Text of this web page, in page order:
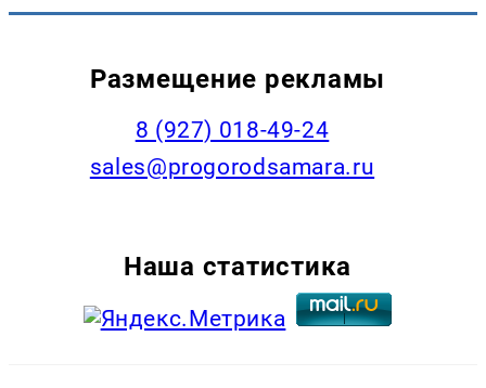
Размещение рекламы
8 (927) 018-49-24
sales@progorodsamara.ru
Наша статистика